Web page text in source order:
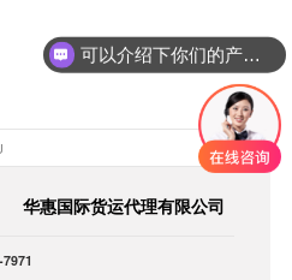
华惠国际货运代理有限公司
可以介绍下你们的产品么